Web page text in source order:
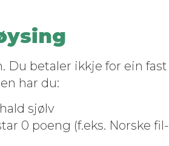
Du betaler ikkje for ein fast
har du:
sjølv
0 poeng (f.eks. Norske fil­